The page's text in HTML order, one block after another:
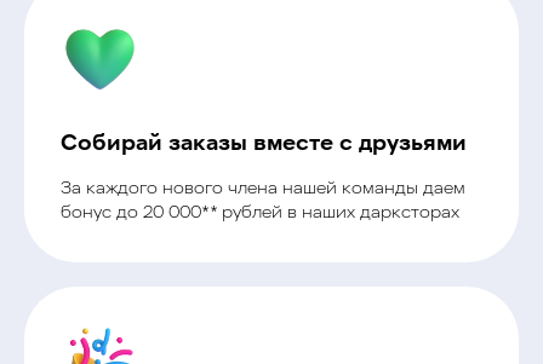
Собирай заказы вместе с друзьями
За каждого нового члена нашей команды даем
бонус до 20 000** рублей в наших дарксторах